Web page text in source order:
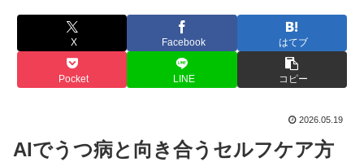
X Facebook はてブ
Pocket LINE コピー
2026.05.19
AIでうつ病と向き合うセルフケア方